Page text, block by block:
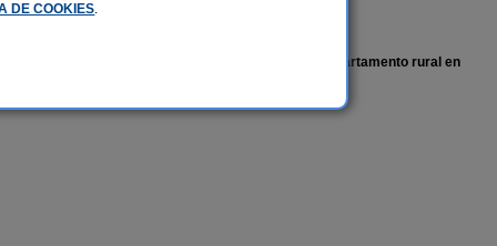
de estar como en tu propia casa.
Alquilar un apartamento rural en
nuestra selección de
DE COOKIES.